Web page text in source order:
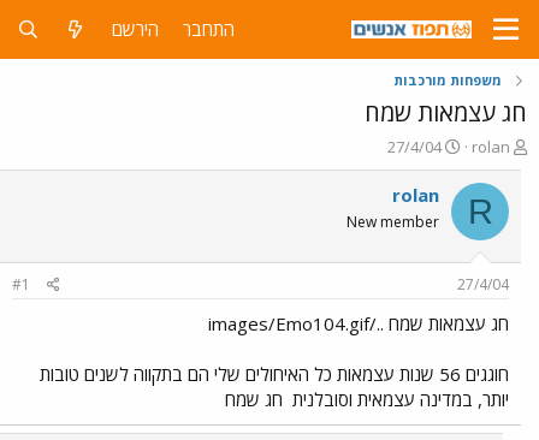
התחבר הירשם
משפחות מורכבות
חג עצמאות שמח
פ
ו
ת
ח
ה
ש
א
rolan
פ
ו
ר
ם
ר
27/4/04
R
rolan
New member
27/4/04
#1
חג עצמאות שמח ../images/Emo104.gif
חוגגים 56 שנות עצמאות כל האיחולים שלי הם בתקווה לשנים טובות
יותר, במדינה עצמאית וסובלנית חג שמח